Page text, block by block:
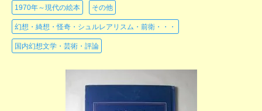
1970年～現代の絵本 その他
幻想・綺想・怪奇・シュルレアリスム・前衛・・・
国内幻想文学・芸術・評論